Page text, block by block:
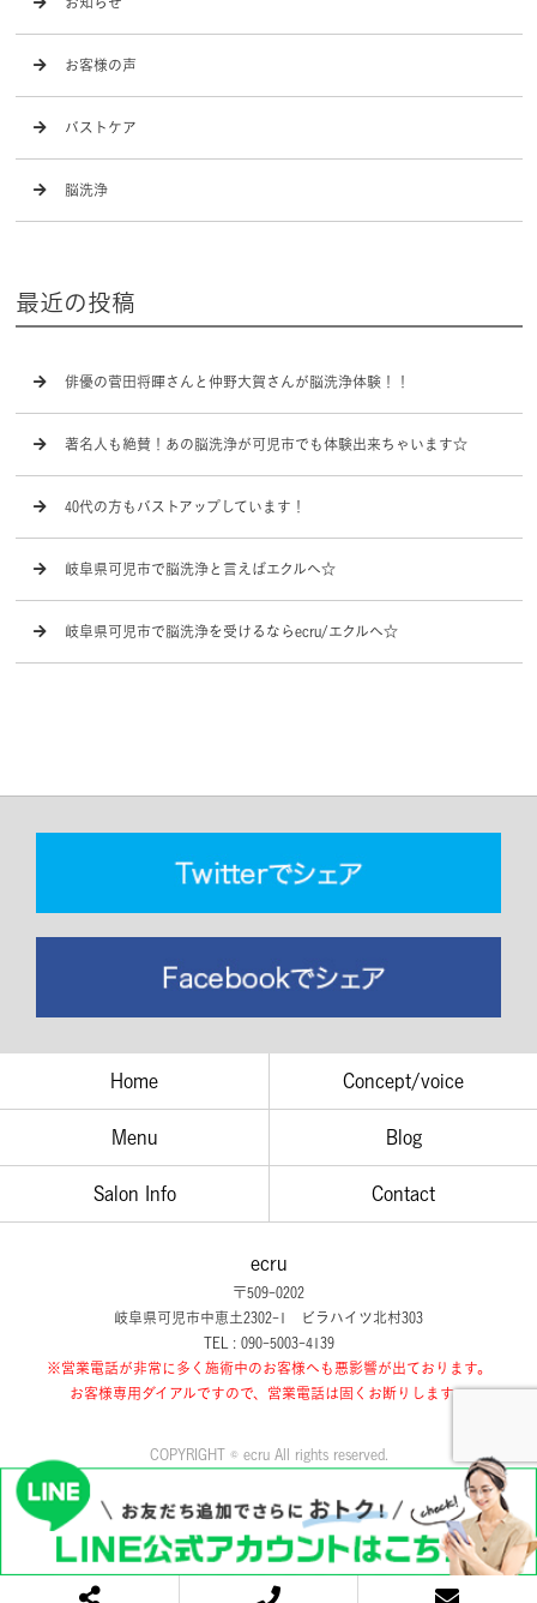
お客様の声
バストケア
脳洗浄
最近の投稿
俳優の菅田将暉さんと仲野大賀さんが脳洗浄体験！！
著名人も絶賛！あの脳洗浄が可児市でも体験出来ちゃいます☆
40代の方もバストアップしています！
岐阜県可児市で脳洗浄と言えばエクルへ☆
岐阜県可児市で脳洗浄を受けるならecru/エクルへ☆
Home Concept/voice
Menu Blog
Salon Info Contact
ecru
〒509-0202
岐阜県可児市中恵土2302-1 ビラハイツ北村303
TEL : 090-5003-4139
※営業電話が非常に多く施術中のお客様へも悪影響が出ております。
お客様専用ダイアルですので、営業電話は固くお断りします。
COPYRIGHT © ecru All rights reserved.